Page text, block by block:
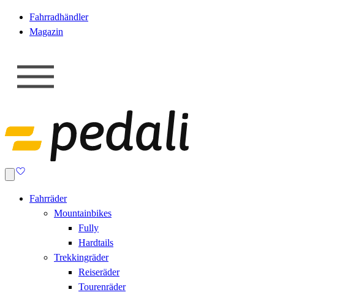
Fahrradhändler
Magazin
Fahrräder
Mountainbikes
Fully
Hardtails
Trekkingräder
Reiseräder
Tourenräder